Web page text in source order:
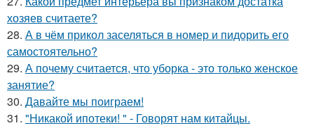
хозяев считаете?
28. А в чём прикол заселяться в номер и пидорить его
самостоятельно?
29. А почему считается, что уборка - это только женское
занятие?
30. Давайте мы поиграем!
31. "Никакой ипотеки! " - Говорят нам китайцы.